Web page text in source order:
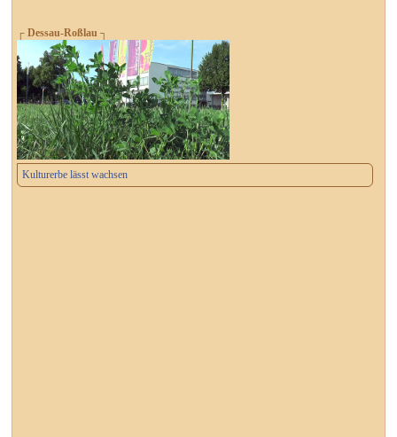
┌ Dessau-Roßlau ┐
Kulturerbe lässt wachsen